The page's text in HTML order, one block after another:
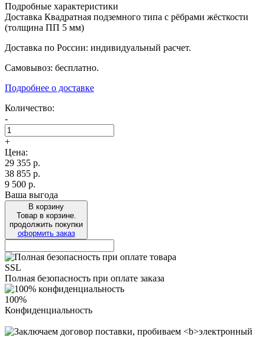
Подробные характеристики
Доставка Квадратная подземного типа с рёбрами жёсткости
(толщина ПП 5 мм)
Доставка по России: индивидуальный расчет.
Самовывоз: бесплатно.
Подробнее о доставке
Количество:
-
+
Цена:
29 355 р.
38 855 р.
9 500 р.
Ваша выгода
В корзину
Товар в корзине.
продолжить покупки
оформить заказ
SSL
Полная безопасность при оплате заказа
100%
Конфиденциальность